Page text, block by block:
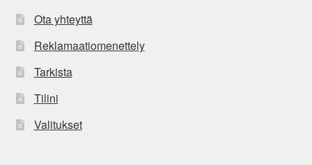
Ota yhteyttä
Reklamaatiomenettely
Tarkista
Tilini
Valitukset